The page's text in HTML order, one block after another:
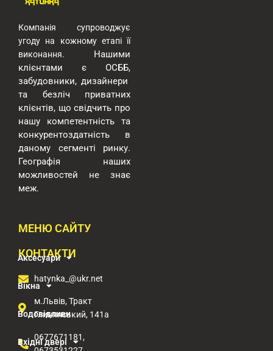
Компанія супроводжує
угоду на кожному етапі її
виконання. Нашими
клієнтами є ОСББ,
забудовники, дизайнери
та безліч приватних
клієнтів, що свідчить про
нашу компетентність та
конкурентоздатність в
даному сегменті ринку.
Географія наших
можливостей не знає
меж.
МЕНЮ САЙТУ
Аксесуари
Вікна
Водовідливи
Вхідні двері
КОНТАКТИ
hatynka_@ukr.net
м.Львів, Тракт
Глинянський, 141а
0677671181,